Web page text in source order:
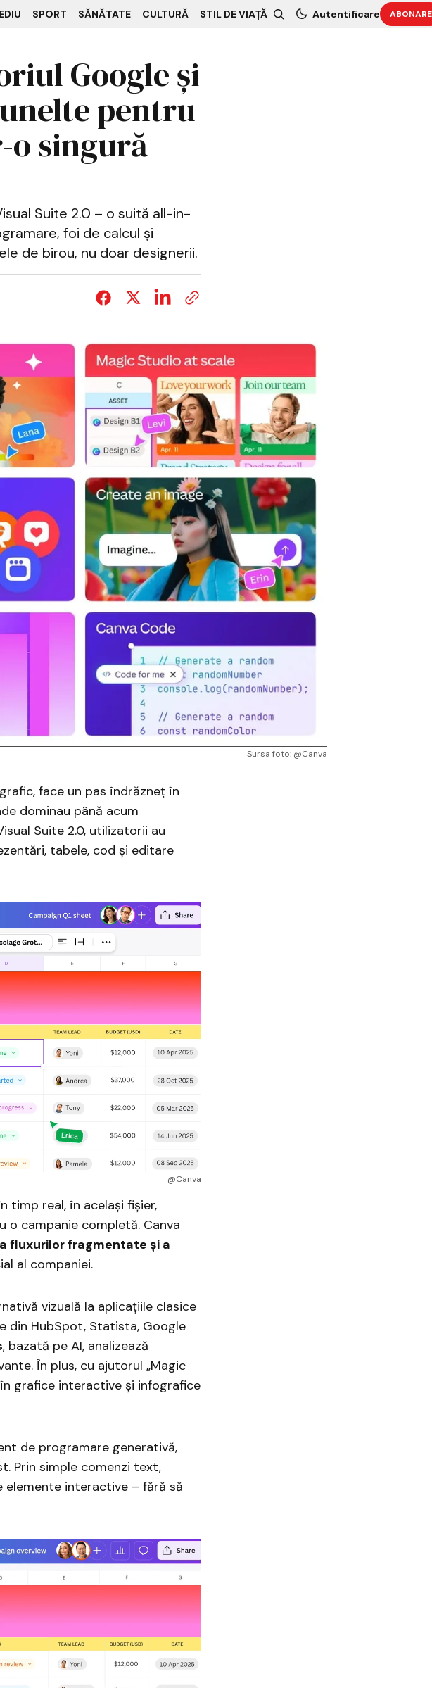
SPORT SĂNĂTATE CULTURĂ STIL DE VIAȚĂ Autentificare ABONARE
Google și
pentru
o singură
Suite 2.0 – o suită all-in-
foi de calcul și
de birou, nu doar designerii.
Sursa foto: @Canva
face un pas îndrăzneț în
dominau până acum
Suite 2.0, utilizatorii au
tabele, cod și editare
@Canva
timp real, în același fișier,
o campanie completă. Canva
fluxurilor fragmentate și a
al companiei.
vizuală la aplicațiile clasice
din HubSpot, Statista, Google
, bazată pe AI, analizează
În plus, cu ajutorul „Magic
grafice interactive și infografice
de programare generativă,
Prin simple comenzi text,
interactive – fără să